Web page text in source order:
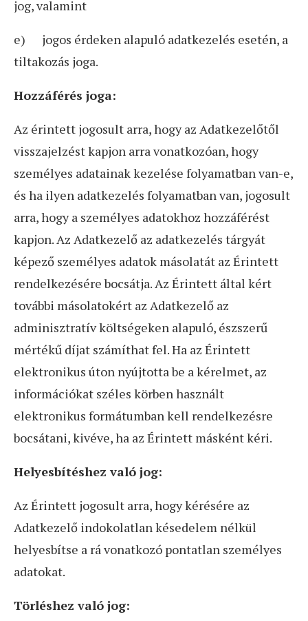
jog, valamint
e) jogos érdeken alapuló adatkezelés esetén, a
tiltakozás joga.
Hozzáférés joga:
Az érintett jogosult arra, hogy az Adatkezelőtől
visszajelzést kapjon arra vonatkozóan, hogy
személyes adatainak kezelése folyamatban van-e,
és ha ilyen adatkezelés folyamatban van, jogosult
arra, hogy a személyes adatokhoz hozzáférést
kapjon. Az Adatkezelő az adatkezelés tárgyát
képező személyes adatok másolatát az Érintett
rendelkezésére bocsátja. Az Érintett által kért
további másolatokért az Adatkezelő az
adminisztratív költségeken alapuló, észszerű
mértékű díjat számíthat fel. Ha az Érintett
elektronikus úton nyújtotta be a kérelmet, az
információkat széles körben használt
elektronikus formátumban kell rendelkezésre
bocsátani, kivéve, ha az Érintett másként kéri.
Helyesbítéshez való jog:
Az Érintett jogosult arra, hogy kérésére az
Adatkezelő indokolatlan késedelem nélkül
helyesbítse a rá vonatkozó pontatlan személyes
adatokat.
Törléshez való jog: